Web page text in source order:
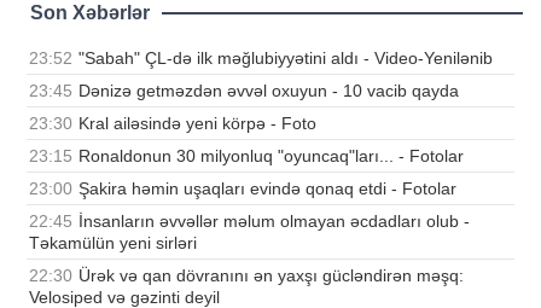
Son Xəbərlər
23:52 "Sabah" ÇL-də ilk məğlubiyyətini aldı - Video-Yenilənib
23:45 Dənizə getməzdən əvvəl oxuyun - 10 vacib qayda
23:30 Kral ailəsində yeni körpə - Foto
23:15 Ronaldonun 30 milyonluq "oyuncaq"ları... - Fotolar
23:00 Şakira həmin uşaqları evində qonaq etdi - Fotolar
22:45 İnsanların əvvəllər məlum olmayan əcdadları olub -
Təkamülün yeni sirləri
22:30 Ürək və qan dövranını ən yaxşı gücləndirən məşq:
Velosiped və gəzinti deyil